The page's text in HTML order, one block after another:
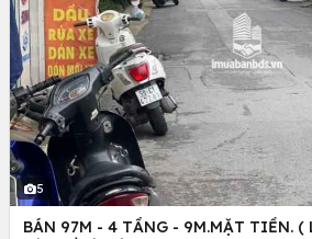
5
BÁN 97M - 4 TẦNG - 9M.MẶT TIỀN. (